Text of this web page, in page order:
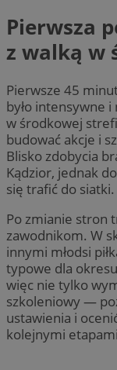
Pierwsza
z walką w
Pierwsze 45
było intensywne i
w środkowej
budować akcje i
Blisko zdobycia
Kądzior, jednak
się trafić do siatki.
Po zmianie stron
zawodnikom. W
innymi młodsi
typowe dla
więc nie tylko
szkoleniowy —
ustawienia i
kolejnymi